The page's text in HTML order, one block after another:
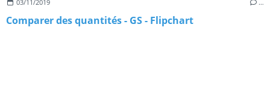
03/11/2019 …
Comparer des quantités - GS - Flipchart